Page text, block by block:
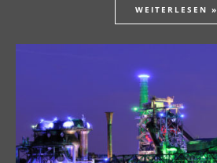
WEITERLESEN »